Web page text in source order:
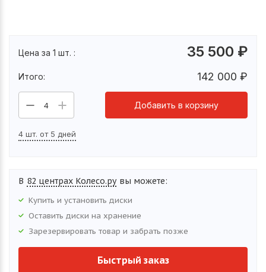
Цена за 1 шт. : 35 500 ₽
Итого: 142 000 ₽
4 Добавить в корзину
4 шт. от 5 дней
В 82 центрах Колесо.ру вы можете:
Купить и установить диски
Оставить диски на хранение
Зарезервировать товар и забрать позже
Быстрый заказ